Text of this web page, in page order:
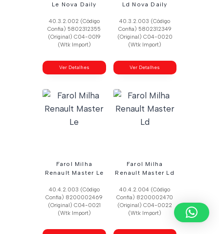
Le Nova Daily
40.3.2.002 (Código
Confia) 5802312355
(Original) C04-0019
(Wtk Import)
Ver Detalhes
Ld Nova Daily
40.3.2.003 (Código
Confia) 5802312349
(Original) C04-0020
(Wtk Import)
Ver Detalhes
Farol Milha
Renault Master Le
40.4.2.003 (Código
Confia) 8200002469
(Original) C04-0021
(Wtk Import)
Farol Milha
Renault Master Ld
40.4.2.004 (Código
Confia) 8200002470
(Original) C04-0022
(Wtk Import)